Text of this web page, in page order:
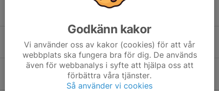
Nya svartbältare i föreningen
2 jan, 11:12 0
Framgångar på helgens Karate-SM i Katrineholm
3 nov 2025 0
Godkänn kakor
Vi använder oss av kakor (cookies) för att vår
webbplats ska fungera bra för dig. De används
även för webbanalys i syfte att hjälpa oss att
förbättra våra tjänster.
Så använder vi cookies